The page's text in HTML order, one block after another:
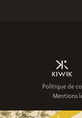
Politique de
Mentions